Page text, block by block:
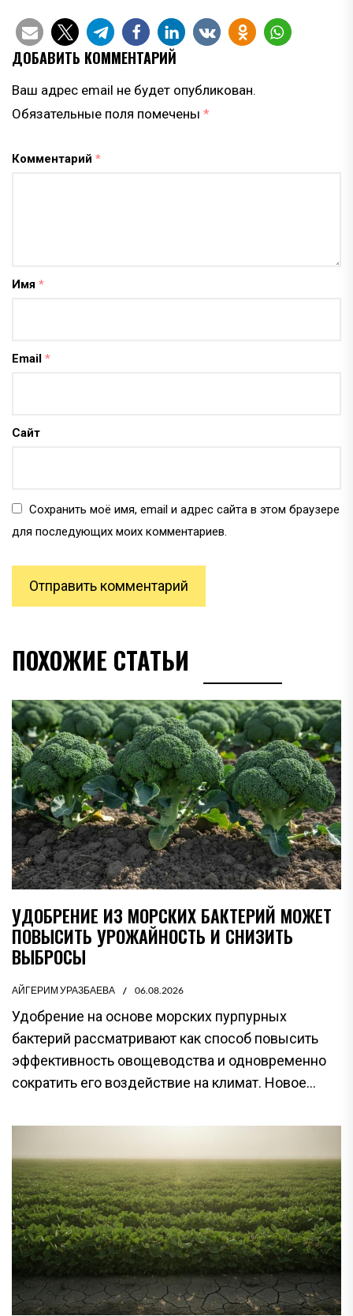
ДОБАВИТЬ КОММЕНТАРИЙ
Ваш адрес email не будет опубликован.
Обязательные поля помечены *
Комментарий *
Имя *
Email *
Сайт
Сохранить моё имя, email и адрес сайта в этом браузере
для последующих моих комментариев.
ПОХОЖИЕ СТАТЬИ
УДОБРЕНИЕ ИЗ МОРСКИХ БАКТЕРИЙ МОЖЕТ
ПОВЫСИТЬ УРОЖАЙНОСТЬ И СНИЗИТЬ
ВЫБРОСЫ
АЙГЕРИМ УРАЗБАЕВА 06.08.2026
Удобрение на основе морских пурпурных
бактерий рассматривают как способ повысить
эффективность овощеводства и одновременно
сократить его воздействие на климат. Новое...